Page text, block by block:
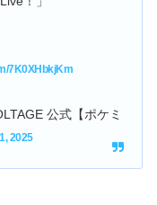
7K0XHbkjKm
公式【ポケミ
2025